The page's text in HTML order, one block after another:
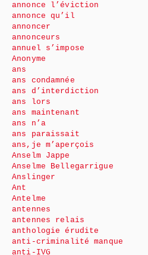
annonce l’éviction
annonce qu’il
annoncer
annonceurs
annuel s’impose
Anonyme
ans
ans condamnée
ans d’interdiction
ans lors
ans maintenant
ans n’a
ans paraissait
ans,je m’aperçois
Anselm Jappe
Anselme Bellegarrigue
Anslinger
Ant
Antelme
antennes
antennes relais
anthologie érudite
anti-criminalité manque
anti-IVG